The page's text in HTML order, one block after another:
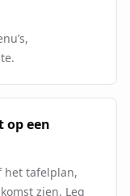
op een
het tafelplan,
zien. Leg